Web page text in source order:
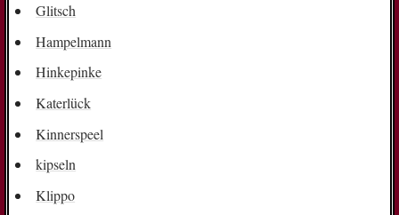
Glitsch
Hampelmann
Hinkepinke
Katerlück
Kinnerspeel
kipseln
Klippo